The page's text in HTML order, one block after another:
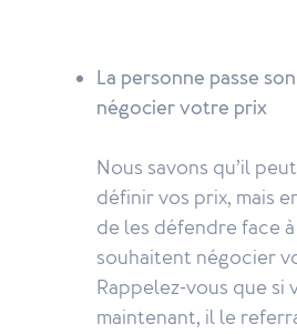
La personne passe
négocier votre prix
Nous savons qu’il
définir vos prix, mais
de les défendre face
souhaitent négocier
Rappelez-vous que si
maintenant, il le